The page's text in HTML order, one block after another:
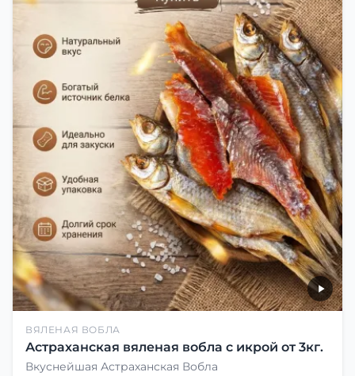
ВЯЛЕНАЯ ВОБЛА
Астраханская вяленая вобла с икрой от 3кг.
Вкуснейшая Астраханская Вобла